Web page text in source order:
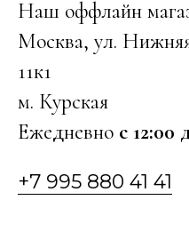
Наш оффлайн
Москва, ул.
11к1
м. Курская
Ежедневно с 12:00
+7 995 880 41 41